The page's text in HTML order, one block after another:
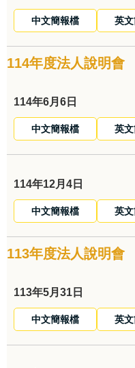
中文簡報檔 英
114年度法人說明會
114年6月6日
中文簡報檔 英
114年12月4日
中文簡報檔 英
113年度法人說明會
113年5月31日
中文簡報檔 英